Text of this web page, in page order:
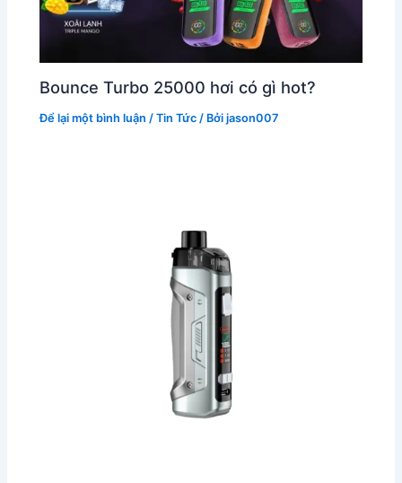
Bounce Turbo 25000 hơi có gì hot?
Để lại một bình luận /Tin Tức / Bởijason007